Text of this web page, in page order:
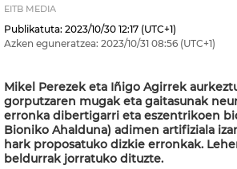
EITB MEDIA
Publikatuta: 2023/10/30 12:17 (UTC+1)
Azken eguneratzea: 2023/10/31 08:56 (UTC+1)
Mikel Perezek eta Iñigo Agirrek
gorputzaren mugak eta gaitasunak
erronka dibertigarri eta eszentrikoen
Bioniko Ahalduna) adimen artifiziala
hark proposatuko dizkie erronkak.
beldurrak jorratuko dituzte.